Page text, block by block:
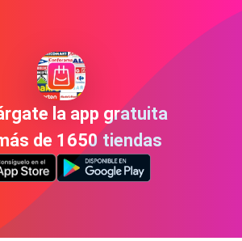
la app gratuita
de 1650 tiendas